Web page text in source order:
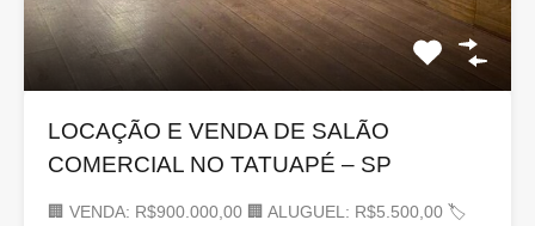
LOCAÇÃO E VENDA DE SALÃO
COMERCIAL NO TATUAPÉ – SP
🏢 VENDA: R$900.000,00 🏢 ALUGUEL: R$5.500,00 🏷